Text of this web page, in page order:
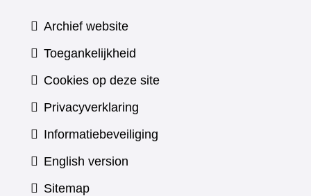
Archief website
Toegankelijkheid
Cookies op deze site
Privacyverklaring
Informatiebeveiliging
English version
Sitemap